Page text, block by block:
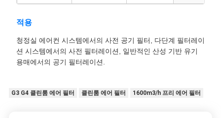
적용
청정실 에어컨 시스템에서의 사전 공기 필터, 다단계 필터레이
션 시스템에서의 사전 필터레이션, 일반적인 산성 기반 유기
용매에서의 공기 필터레이션.
G3 G4 클린룸 에어 필터 클린룸 에어 필터 1600m3/h 프리 에어 필터